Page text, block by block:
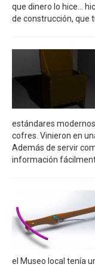
que dinero lo hice...
de construcción, que
estándares
cofres. Vinieron en
Además de servir
información
el Museo local tenía